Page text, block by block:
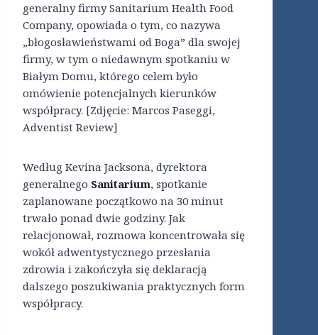
generalny firmy Sanitarium Health Food
Company, opowiada o tym, co nazywa
„błogosławieństwami od Boga” dla swojej
firmy, w tym o niedawnym spotkaniu w
Białym Domu, którego celem było
omówienie potencjalnych kierunków
współpracy. [Zdjęcie: Marcos Paseggi,
Adventist Review]
Według Kevina Jacksona, dyrektora
generalnego Sanitarium, spotkanie
zaplanowane początkowo na 30 minut
trwało ponad dwie godziny. Jak
relacjonował, rozmowa koncentrowała się
wokół adwentystycznego przesłania
zdrowia i zakończyła się deklaracją
dalszego poszukiwania praktycznych form
współpracy.